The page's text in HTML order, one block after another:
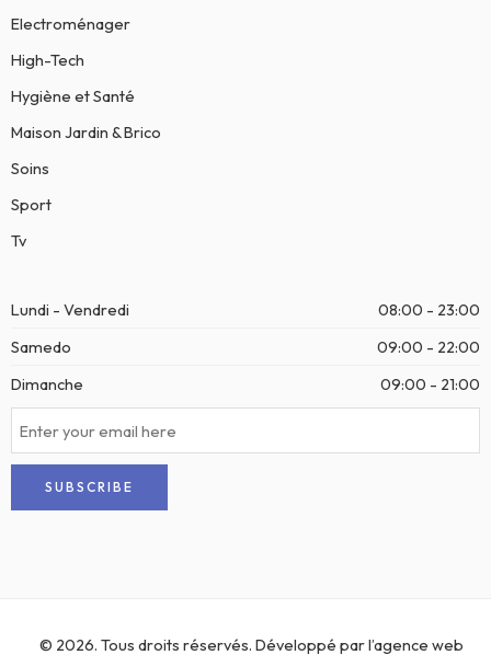
Electroménager
High-Tech
Hygiène et Santé
Maison Jardin & Brico
Soins
Sport
Tv
Lundi - Vendredi
08:00 - 23:00
Samedo
09:00 - 22:00
Dimanche
09:00 - 21:00
© 2026. Tous droits réservés. Développé par l’agence web